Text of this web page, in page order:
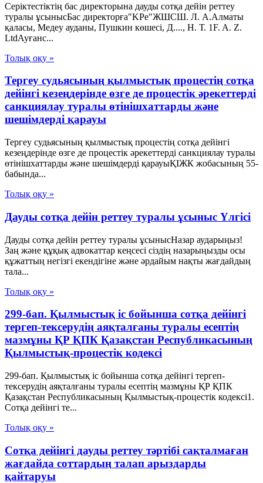
Серіктестіктің бас директорына дауды сотқа дейін реттеу
туралы ұсынысБас директорға"KPe"ЖШСШ. Л. А.Алматы
қаласы, Медеу ауданы, Пушкин көшесі, Д...., Н. Т. 1F. A. Z.
LtdАуғанс...
Толық оқу »
Тергеу судьясының қылмыстық процестің сотқа
дейінгі кезеңдерінде өзге де процестік әрекеттерді
санкциялау туралы өтінішхаттарды және
шешімдерді қарауы
Тергеу судьясының қылмыстық процестің сотқа дейінгі
кезеңдерінде өзге де процестік әрекеттерді санкциялау туралы
өтінішхаттарды және шешімдерді қарауыҚІЖК жобасының 55-
бабында...
Толық оқу »
Дауды сотқа дейін реттеу туралы ұсыныс Үлгісі
Дауды сотқа дейін реттеу туралы ұсынысНазар аударыңыз!
Заң және құқық адвокаттар кеңсесі сіздің назарыңызды осы
құжаттың негізгі екендігіне және әрдайым нақты жағдайдың
тала...
Толық оқу »
299-бап. Қылмыстық іс бойынша сотқа дейінгі
тергеп-тексерудің аяқталғаны туралы есептің
мазмұны ҚР ҚПК Қазақстан Республикасының
Қылмыстық-процестік кодексi
299-бап. Қылмыстық іс бойынша сотқа дейінгі тергеп-
тексерудің аяқталғаны туралы есептің мазмұны ҚР ҚПК
Қазақстан Республикасының Қылмыстық-процестік кодексi1.
Сотқа дейінгі те...
Толық оқу »
Сотқа дейінгі дауды реттеу тәртібі сақталмаған
жағдайда соттардың талап арыздарды
қайтаруы